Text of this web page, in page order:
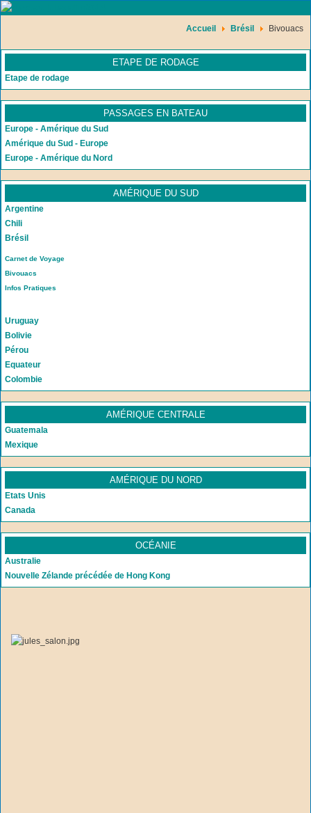
Accueil Brésil Bivouacs
ETAPE DE RODAGE
Etape de rodage
PASSAGES EN BATEAU
Europe - Amérique du Sud
Amérique du Sud - Europe
Europe - Amérique du Nord
AMÉRIQUE DU SUD
Argentine
Chili
Brésil
Carnet de Voyage
Bivouacs
Infos Pratiques
Uruguay
Bolivie
Pérou
Equateur
Colombie
AMÉRIQUE CENTRALE
Guatemala
Mexique
AMÉRIQUE DU NORD
Etats Unis
Canada
OCÉANIE
Australie
Nouvelle Zélande précédée de Hong Kong